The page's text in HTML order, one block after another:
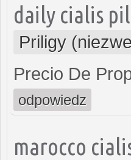
daily cialis
Priligy
Precio De
odpowiedz
marocco